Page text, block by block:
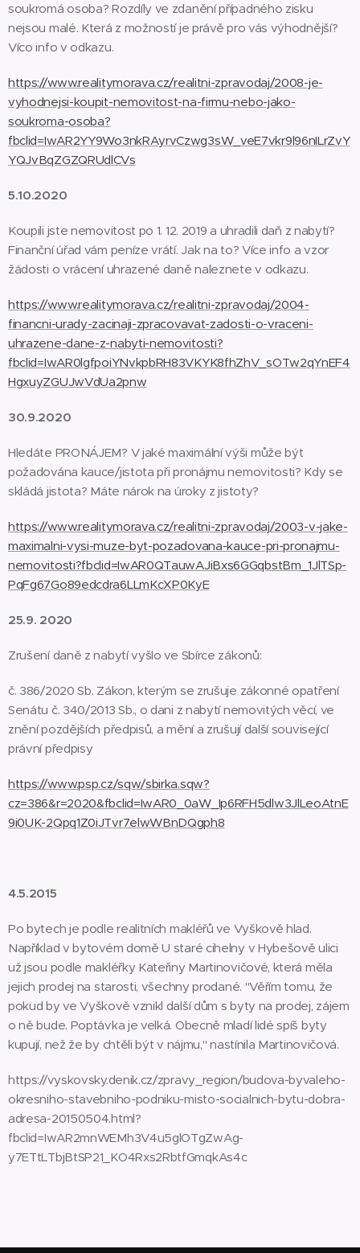
soukromá osoba? Rozdíly ve zdanění případného zisku
nejsou malé. Která z možností je právě pro vás výhodnější?
Víco info v odkazu.
https://www.realitymorava.cz/realitni-zpravodaj/2008-je-
vyhodnejsi-koupit-nemovitost-na-firmu-nebo-jako-
soukroma-osoba?
fbclid=IwAR2YY9Wo3nkRAyrvCzwg3sW_veE7vkr9l96nILrZvY
YQJvBqZGZQRUdlCVs
5.10.2020
Koupili jste nemovitost po 1. 12. 2019 a uhradili daň z nabytí?
Finanční úřad vám peníze vrátí. Jak na to? Více info a vzor
žádosti o vrácení uhrazené daně naleznete v odkazu.
https://www.realitymorava.cz/realitni-zpravodaj/2004-
financni-urady-zacinaji-zpracovavat-zadosti-o-vraceni-
uhrazene-dane-z-nabyti-nemovitosti?
fbclid=IwAR0lgfpoiYNvkpbRH83VKYK8fhZhV_sOTw2qYnEF4
HgxuyZGUJwVdUa2pnw
30.9.2020
Hledáte PRONÁJEM? V jaké maximální výši může být
požadována kauce/jistota při pronájmu nemovitosti? Kdy se
skládá jistota? Máte nárok na úroky z jistoty?
https://www.realitymorava.cz/realitni-zpravodaj/2003-v-jake-
maximalni-vysi-muze-byt-pozadovana-kauce-pri-pronajmu-
nemovitosti?fbclid=IwAR0QTauwAJiBxs6GGqbstBm_1JlTSp-
PqFg67Go89edcdra6LLmKcXP0KyE
25.9. 2020
Zrušení daně z nabytí vyšlo ve Sbírce zákonů:
č. 386/2020 Sb. Zákon, kterým se zrušuje zákonné opatření
Senátu č. 340/2013 Sb., o dani z nabytí nemovitých věcí, ve
znění pozdějších předpisů, a mění a zrušují další související
právní předpisy
https://www.psp.cz/sqw/sbirka.sqw?
cz=386&r=2020&fbclid=IwAR0_0aW_Ip6RFH5dlw3JlLeoAtnE
9i0UK-2Qpq1Z0iJTvr7elwWBnDQgph8
4.5.2015
Po bytech je podle realitních makléřů ve Vyškově hlad.
Například v bytovém domě U staré cihelny v Hybešově ulici
už jsou podle makléřky Kateřiny Martinovičové, která měla
jejich prodej na starosti, všechny prodané. "Věřím tomu, že
pokud by ve Vyškově vznikl další dům s byty na prodej, zájem
o ně bude. Poptávka je velká. Obecně mladí lidé spíš byty
kupují, než že by chtěli být v nájmu," nastínila Martinovičová.
https://vyskovsky.denik.cz/zpravy_region/budova-byvaleho-
okresniho-stavebniho-podniku-misto-socialnich-bytu-dobra-
adresa-20150504.html?
fbclid=IwAR2mnWEMh3V4u5glOTgZwAg-
y7ETtLTbjBtSP21_KO4Rxs2RbtfGmqkAs4c